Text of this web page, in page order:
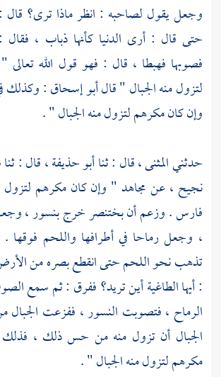
وجعل يقول لصاحبه : انظر ماذا ترى؟
حتى قال : أرى الدنيا كأنها ذباب ،
فصوبها فهبطا ، قال : فهو قول الله
لتزول منه الجبال " قالأبو إسحاق: وكذلك
وإن كان مكرهم لتزول منه الجبال " .
حدثنيالمثنى، قال : ثناأبو حذيفة، قال : ثنا
نجيح ، عنمجاهد" وإن كان مكرهم لتزول
فارس. وزعم أنبختنصرخرج بنسور ،
، وجعل رماحا في أطرافها واللحم فوقها
تذهب نحو اللحم حتى انقطع بصره من
: أيها الطاغية أين تريد؟ ففرق : ثم سمع
الرماح ، فتصوبت النسور ، ففزعت الجبال
الجبال أن تزول منه من حس ذلك ،
مكرهم لتزول منه الجبال " .